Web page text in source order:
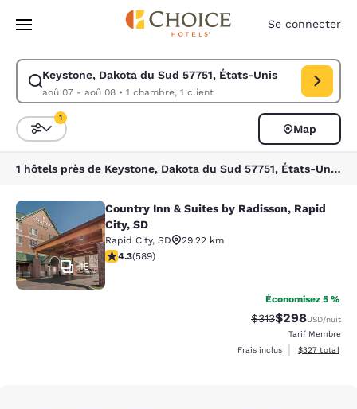
Sauter à Contenu Principal
Se connecter
Keystone, Dakota du Sud 57751, États-Unis
aoû 07 - aoû 08• 1 chambre, 1 client
Modifier la recherche pour Keystone, Dakota du Sud 57751, États-
Triez et filtrez
1
Map
1 hôtels près de Keystone, Dakota du Sud 57751, États-Unis correspondent à vos filtres
Country Inn & Suites by Radisson,
15
Country Inn & Suites by Radisson, Rapid
City, SD
Rapid City, SD
29.22 km
4.33 étoiles. Excellent. 589 commentaires
4.3(589)
Économisez 5 %
Tarif barré :
$313Tarif réduit :
$298USD/nuit
Tarif Membre
Frais inclus
Afficher les
$327 total